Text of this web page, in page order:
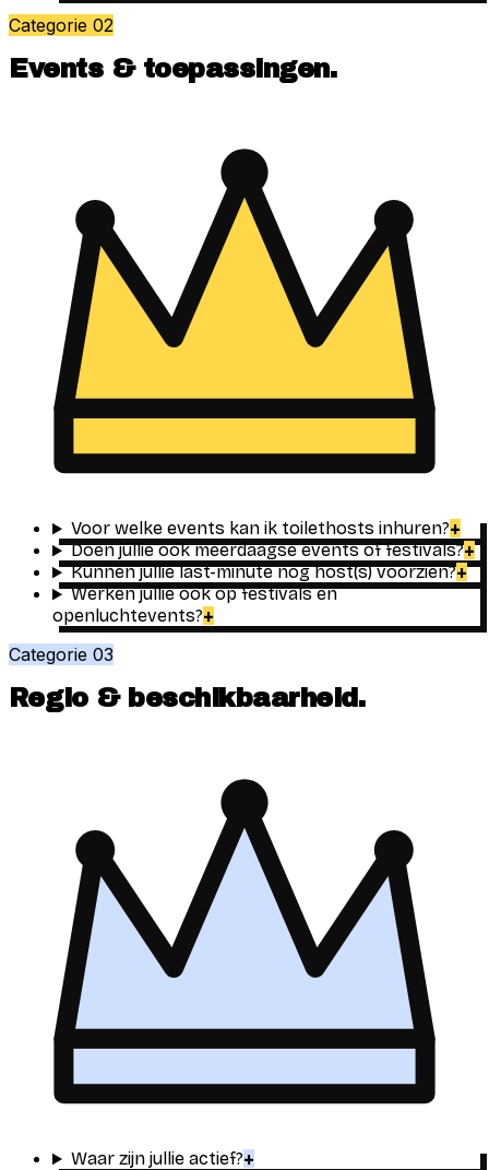
Categorie 02
Events & toepassingen.
Voor welke events kan ik toilethosts inhuren?+
Doen jullie ook meerdaagse events of festivals?+
Kunnen jullie last-minute nog host(s) voorzien?+
Werken jullie ook op festivals en
openluchtevents?+
Categorie 03
Regio & beschikbaarheid .
Waar zijn jullie actief?+